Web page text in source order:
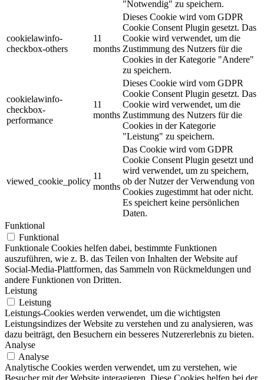
"Notwendig" zu speichern.
cookielawinfo-
checkbox-others
11
months
Dieses Cookie wird vom GDPR
Cookie Consent Plugin gesetzt. Das
Cookie wird verwendet, um die
Zustimmung des Nutzers für die
Cookies in der Kategorie "Andere"
zu speichern.
cookielawinfo-
checkbox-
performance
11
months
Dieses Cookie wird vom GDPR
Cookie Consent Plugin gesetzt. Das
Cookie wird verwendet, um die
Zustimmung des Nutzers für die
Cookies in der Kategorie
"Leistung" zu speichern.
viewed_cookie_policy
11
months
Das Cookie wird vom GDPR
Cookie Consent Plugin gesetzt und
wird verwendet, um zu speichern,
ob der Nutzer der Verwendung von
Cookies zugestimmt hat oder nicht.
Es speichert keine persönlichen
Daten.
Funktional
Funktional
Funktionale Cookies helfen dabei, bestimmte Funktionen
auszuführen, wie z. B. das Teilen von Inhalten der Website auf
Social-Media-Plattformen, das Sammeln von Rückmeldungen und
andere Funktionen von Dritten.
Leistung
Leistung
Leistungs-Cookies werden verwendet, um die wichtigsten
Leistungsindizes der Website zu verstehen und zu analysieren, was
dazu beiträgt, den Besuchern ein besseres Nutzererlebnis zu bieten.
Analyse
Analyse
Analytische Cookies werden verwendet, um zu verstehen, wie
Besucher mit der Website interagieren. Diese Cookies helfen bei der